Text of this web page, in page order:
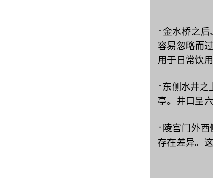
↑金水桥之
容易忽略而
用于日常饮
↑东侧水井之
亭。井口呈
↑陵宫门外
存在差异。